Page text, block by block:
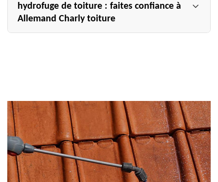
hydrofuge de toiture : faites confiance à
Allemand Charly toiture
qu’il s’agisse d’une toiture en tuile ou en ardoise et en
plus, il propose des tarifs qui sont imbattables. Si vous
voulez obtenir un devis détaillé, contactez-le en le
téléphonant ou en lui envoyant un mail!